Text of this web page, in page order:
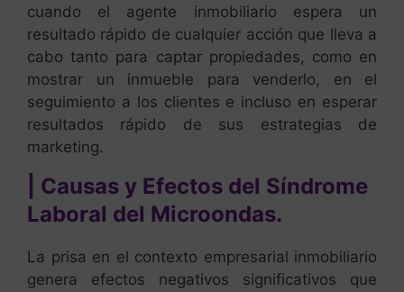
cuando el agente inmobiliario espera un
resultado rápido de cualquier acción que lleva a
cabo tanto para captar propiedades, como en
mostrar un inmueble para venderlo, en el
seguimiento a los clientes e incluso en esperar
resultados rápido de sus estrategias de
marketing.
| Causas y Efectos del Síndrome
Laboral del Microondas.
La prisa en el contexto empresarial inmobiliario
genera efectos negativos significativos que